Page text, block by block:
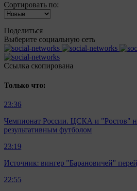
Сортировать по:
Поделиться
Выберите социальную сеть
Ccылка скопирована
Только что:
23:36
Чемпионат России. ЦСКА и "Ростов"
результативным футболом
23:19
Источник: вингер "Барановичей"
22:55